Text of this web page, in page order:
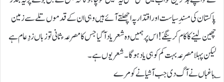
پاکستان کی مسندِ سیاست اور اقتدار پہ اچھلتے آئے ہیں وہی ان کے قدموں تلے سے زمین
چھین لینے کا کام کرینگےَ! اس پر ہمیں وہ شعر یاد آگیا جس کا مصرعہء ثانی تو زباں زدِ عام ہے
لیکن پہلا مصرعہ بہت کم کو ہی یاد ہوگا۔ شعر یوں ہے۔
؎باغباں نے آگ دی جب آشیانے کو مرے